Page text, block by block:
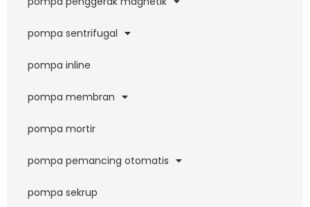
pompa sentrifugal
pompa inline
pompa membran
pompa mortir
pompa pemancing otomatis
pompa sekrup